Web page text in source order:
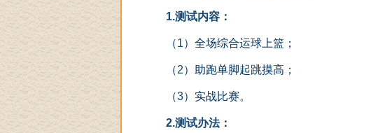
1.测试内容：
（1）全场综合运球上篮；
（2）助跑单脚起跳摸高；
（3）实战比赛。
2.测试办法：